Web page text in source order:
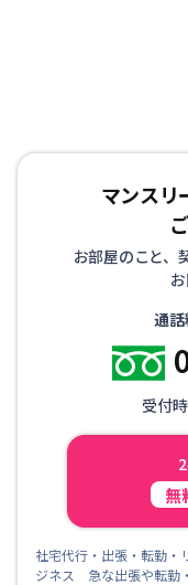
マンスリ
お部屋のこと、
通
受付
無
社宅代行・出張・転勤・
ジネス 急な出張や転勤